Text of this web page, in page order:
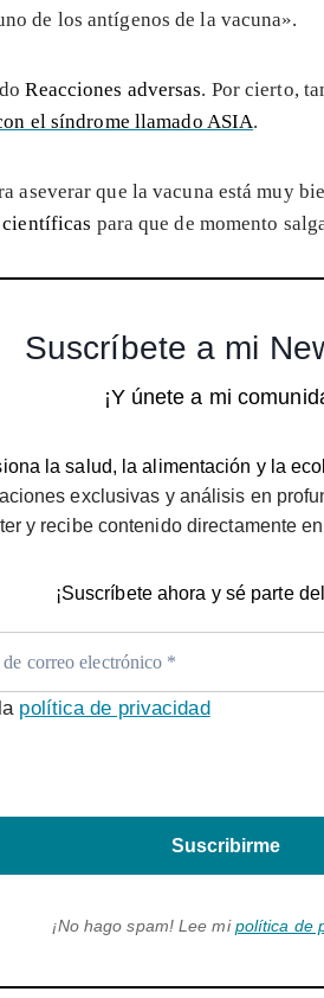
de los antígenos de la vacuna».
Reacciones adversas. Por cierto,
el síndrome llamado ASIA.
aseverar que la vacuna está muy
científicas para que de momento
Suscríbete a mi
¡Y únete a mi
la salud, la alimentación y la
exclusivas y análisis en
y recibe contenido directamente
¡Suscríbete ahora y sé parte
política de privacidad
Suscribirme
¡No hago spam! Lee mipolítica de